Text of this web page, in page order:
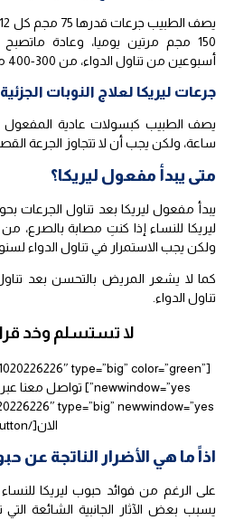
150 مجم مرتين يوميا، وعادة
أسبوعين من تناول الدواء، من 300-400 مجم يوميا.
جرعات ليريكا لعلاج النوبات الجزئية
ساعة، ولكن يجب أن لا تتجاوز الجرعة القصوى حتى 600
متى يبدأ مفعول ليريكا؟
ليريكا للنساء إذا كنتِ مصابة بالصرع،
ولكن يجب الاستمرار في تناول الدواء
كما لا يشعر المريض بالتحسن بعد
تناول الدواء.
لا تستسلم وخد
type=”big” color=”green”
الان[/button]
اذاً ما هي الأضرار الناتجة عن
على الرغم من فوائد حبوب ليريكا للنساء
يسبب بعض الآثار الجانبية الشائعة